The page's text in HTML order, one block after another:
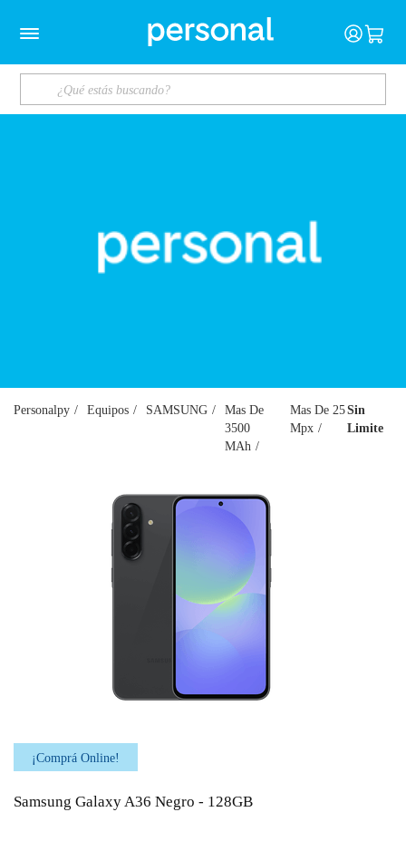
Personalpy Equipos SAMSUNG
Mas De
3500
MAh
Mas De 25
Mpx
Sin
Limite
¡Comprá Online!
Samsung Galaxy A36 Negro - 128GB